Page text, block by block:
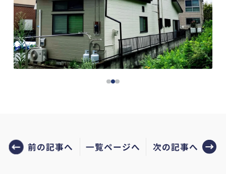
前の記事へ 一覧ページへ 次の記事へ